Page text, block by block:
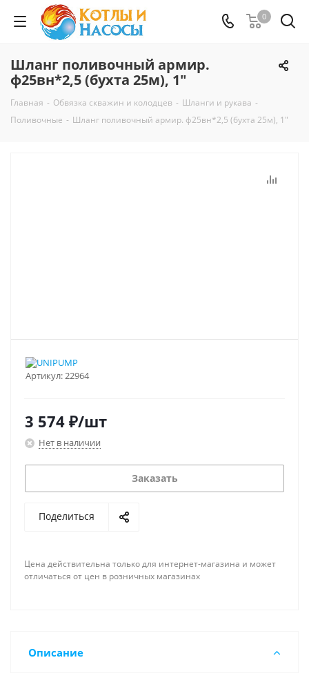
0
Шланг поливочный армир.
ф25вн*2,5 (бухта 25м), 1"
Главная - Обвязка скважин и колодцев - Шланги и рукава -
Поливочные - Шланг поливочный армир. ф25вн*2,5 (бухта 25м), 1"
Артикул:22964
3 574 ₽/шт
Нет в наличии
Заказать
Поделиться
Цена действительна только для интернет-магазина и может
отличаться от цен в розничных магазинах
Описание